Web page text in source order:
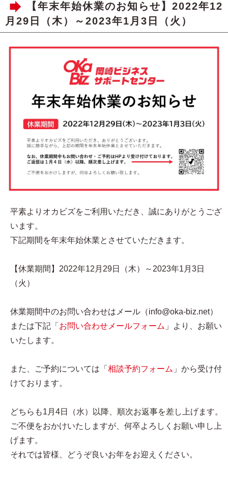
【年末年始休業のお知らせ】2022年12
月29日（木）～2023年1月3日（火）
平素よりオカビズをご利用いただき、誠にありがとうござ
います。
下記期間を年末年始休業とさせていただきます。
【休業期間】2022年12月29日（木）～2023年1月3日
（火）
休業期間中のお問い合わせはメール（info@oka-biz.net）
または下記「 お問い合わせメールフォーム 」より、お願い
いたします。
また、ご予約については「 相談予約フォーム 」から受け付
けております。
どちらも1月4日（水）以降、順次お返事を差し上げます。
ご不便をおかけいたしますが、何卒よろしくお願い申し上
げます。
それでは皆様、どうぞ良いお年をお迎えください。